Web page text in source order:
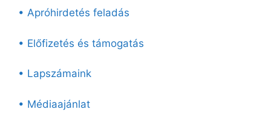
• Apróhirdetés feladás
• Előfizetés és támogatás
• Lapszámaink
• Médiaajánlat